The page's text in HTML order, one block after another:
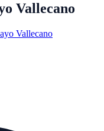
Vallecano
Vallecano